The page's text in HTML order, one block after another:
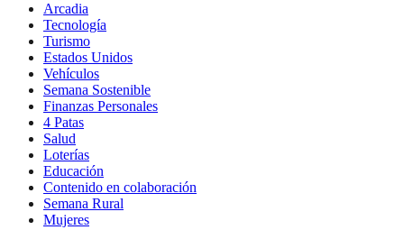
Arcadia
Tecnología
Turismo
Estados Unidos
Vehículos
Semana Sostenible
Finanzas Personales
4 Patas
Salud
Loterías
Educación
Contenido en colaboración
Semana Rural
Mujeres